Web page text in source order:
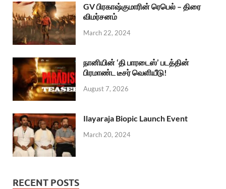
GV பிரகாஷ்குமாரின் ரெபெல் – திரை
விமர்சனம்
March 22, 2024
நானியின் ‘தி பாரடைஸ்’ படத்தின்
பிரமாண்ட டீசர் வெளியீடு!
August 7, 2026
Ilayaraja Biopic Launch Event
March 20, 2024
RECENT POSTS